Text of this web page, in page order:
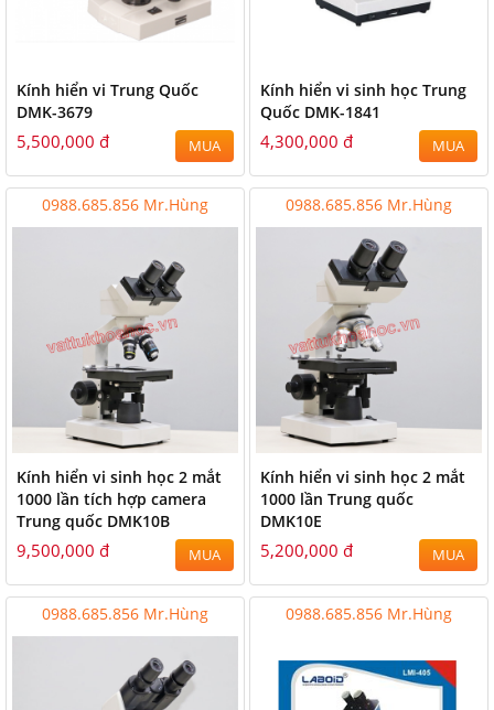
Kính hiển vi Trung Quốc
DMK-3679
5,500,000 đ MUA
Kính hiển vi sinh học Trung
Quốc DMK-1841
4,300,000 đ MUA
0988.685.856 Mr.Hùng
Kính hiển vi sinh học 2 mắt
1000 lần tích hợp camera
Trung quốc DMK10B
9,500,000 đ MUA
0988.685.856 Mr.Hùng
Kính hiển vi sinh học 2 mắt
1000 lần Trung quốc
DMK10E
5,200,000 đ MUA
0988.685.856 Mr.Hùng 0988.685.856 Mr.Hùng